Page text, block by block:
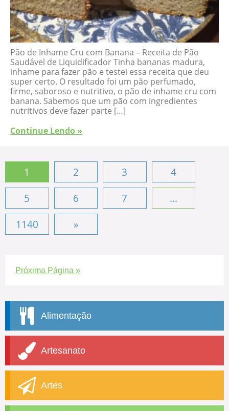
Pão de Inhame Cru com Banana – Receita de Pão
Saudável de Liquidificador Tinha bananas madura,
inhame para fazer pão e testei essa receita que deu
super certo. O resultado foi um pão perfumado,
firme, saboroso e nutritivo, o pão de inhame cru com
banana. Sabemos que um pão com ingredientes
nutritivos deve fazer parte […]
Continue Lendo »
1 2 3
4
5
6 7
...
1140
»
Próxima Página »
Alimentação
Artesanato
Artes